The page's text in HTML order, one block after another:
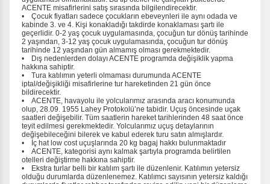
Ziyaretçilerin siteyi nasıl kullandığını anonim olarak
ölçeriz. Hangi sayfaların popüler olduğunu ve
kullanıcıların nerede zorluk yaşadığını anlamamıza
yardımcı olur.
Pazarlama Çerezleri
Size ve ilgi alanlarınıza uygun reklamlar göstermek için
kullanılır. Kapatırsanız reklamları görmeye devam
edersiniz, ancak daha az alakalı olabilirler.
ACENTE misafirlerini satış sırasında bilgilendirecektir.
• Çocuk fiyatları sadece çocukların ebeveynleri ile aynı odada ve
kabinde 3. ve 4. Kişi konakladığı takdirde konaklaması şartı ile
geçerlidir. 0-2 yaş çocuk uygulamasında, çocuğun tur dönüş tarihinde
2 yaşından, 3-12 yaş çocuk uygulamasında, çocuğun tur dönüş
tarihinde 12 yaşından gün almamış olması gerekmektedir.
• Dış nedenlerden dolayı ACENTE programda değişiklik yapma
hakkına sahiptir.
• Tura katılımın yeterli olmaması durumunda ACENTE
iptal/değişikliği misafirlerine tur hareketinden 21 gün önce
bildirecektir.
• ACENTE, havayolu ile yolcularımız arasında aracı konumunda
olup, 28.09. 1955 Lahey Protokolü’ne tabidir. Uçuş öncesinde uçak
saatleri değişebilir. Tüm saatlerin hareket tarihlerinden 48 saat önce
teyit edilmesi gerekmektedir. Yolcularımız uçuş detaylarının
değişebileceğini bilerek ve kabul ederek turu satın almışlardır.
• İç hat low cost uçuşlarında 20 kg bagaj hakkı bulunmaktadır
• ACENTE, kategorisi aynı kalmak şartıyla programda belirtilen
otelleri değiştirme hakkına sahiptir.
• Ekstra turlar belli bir katılım şartı ile düzenlenir. Katılımın yetersiz
olduğu durumlarda düzenlenemez. Katılımcı sayısının yetersiz kaldığı